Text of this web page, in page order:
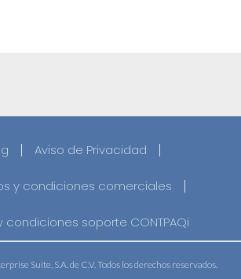
Aviso de Privacidad
y condiciones comerciales
condiciones soporte CONTPAQi
Suite, S.A. de C.V. Todos los derechos reservados.